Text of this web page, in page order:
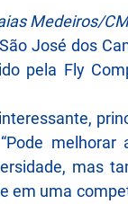
Medeiros/
José dos
pela Fly
melhorar
mas
em uma